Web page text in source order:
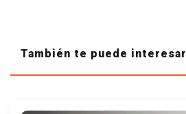
También te puede interesar